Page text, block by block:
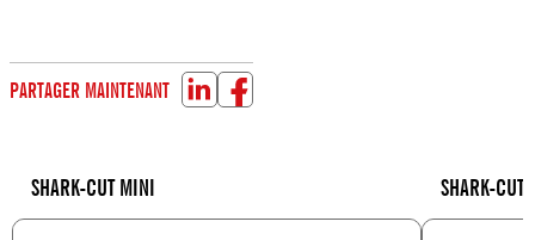
PARTAGER MAINTENANT
SHARK-CUT MINI SHARK-CUT